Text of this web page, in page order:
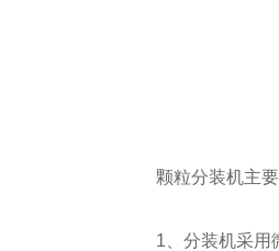
颗粒分装机主要
1、分装机采用